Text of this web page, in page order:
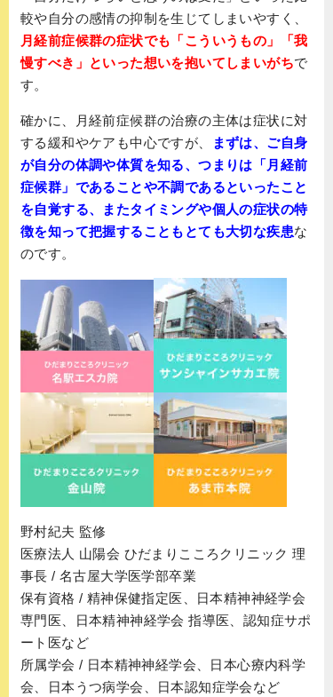
較や自分の感情の抑制を生じてしまいやすく、
月経前症候群の症状でも「こういうもの」「我
慢すべき」といった想いを抱いてしまいがちで
す。
確かに、月経前症候群の治療の主体は症状に対
する緩和やケアも中心ですが、
まずは、ご自身
が自分の体調や体質を知る、つまりは「月経前
症候群」であることや不調であるといったこと
を自覚する、またタイミングや個人の症状の特
徴を知って把握することもとても大切な疾患な
のです。
野村紀夫 監修
医療法人 山陽会 ひだまりこころクリニック 理
事長 / 名古屋大学医学部卒業
保有資格 / 精神保健指定医、日本精神神経学会
専門医、日本精神神経学会 指導医、認知症サポ
ート医など
所属学会 / 日本精神神経学会、日本心療内科学
会、日本うつ病学会、日本認知症学会など